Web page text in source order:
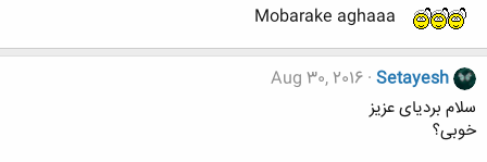
Mobarake aghaaa
Setayesh
Aug 30, 2016
سلام بردیای عزیز
خوبی؟